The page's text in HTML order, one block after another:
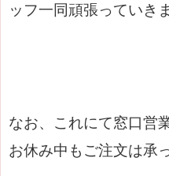
ッフ一同頑張っていき
なお、これにて窓口営
お休み中もご注文は承